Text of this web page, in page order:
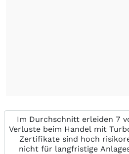
Im Durchschnitt erleiden 7
Verluste beim Handel mit
Zertifikate sind hoch
nicht für langfristige